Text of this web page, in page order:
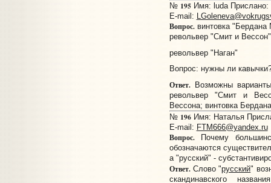
№ 195Имя: luda Прислано:
E-mail:
Вопрос.винтовка "Бердана
револьвер "Смит и Вессон"
револьвер "Наган"
Вопрос: нужны ли
Ответ.Возможны
револьвер "Смит и
Вессона; винтовка
№ 196Имя: Наталья
E-mail: FTM666@yandex.ru
Вопрос.Почему
обозначаются
а "русский" -
Ответ.Слово "русский"
скандинавского